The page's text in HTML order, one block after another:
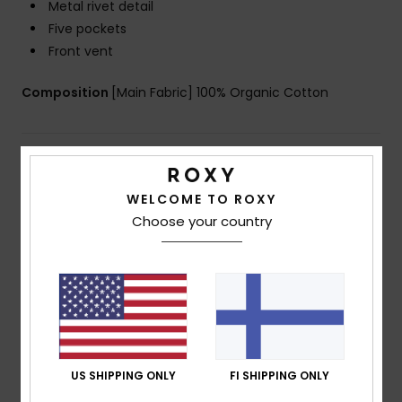
Metal rivet detail
Five pockets
Front vent
Composition [Main Fabric] 100% Organic Cotton
Shipping & Returns
Customer Reviews
Average Score
5.0
WELCOME TO ROXY
Choose your country
US SHIPPING ONLY FI SHIPPING ONLY